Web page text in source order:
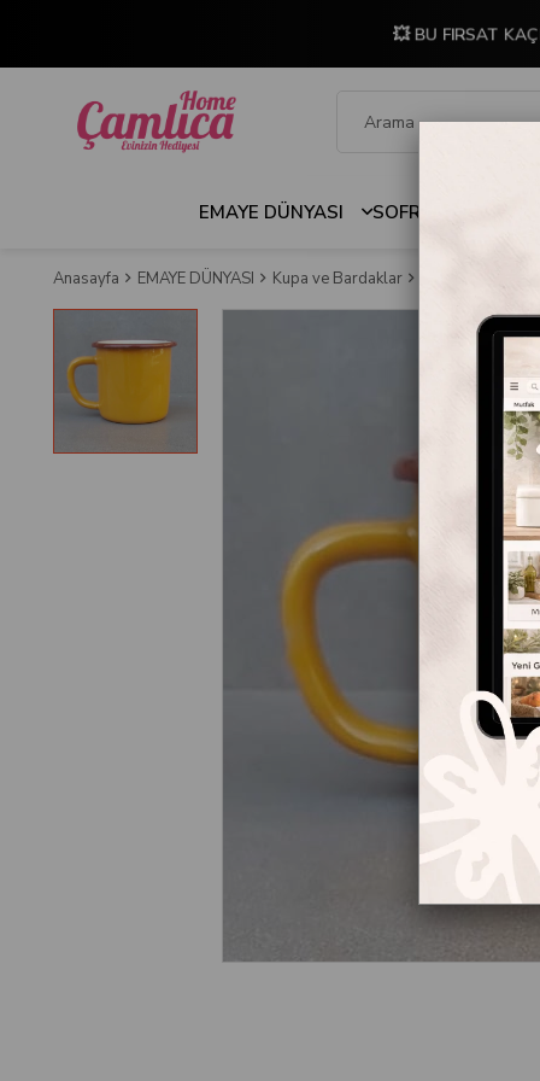
💥 BU FIRSAT
EMAYE DÜNYASI SOFRA & MUTFAK
Anasayfa EMAYE DÜNYASI Kupa ve Bardaklar Emayra Emaye